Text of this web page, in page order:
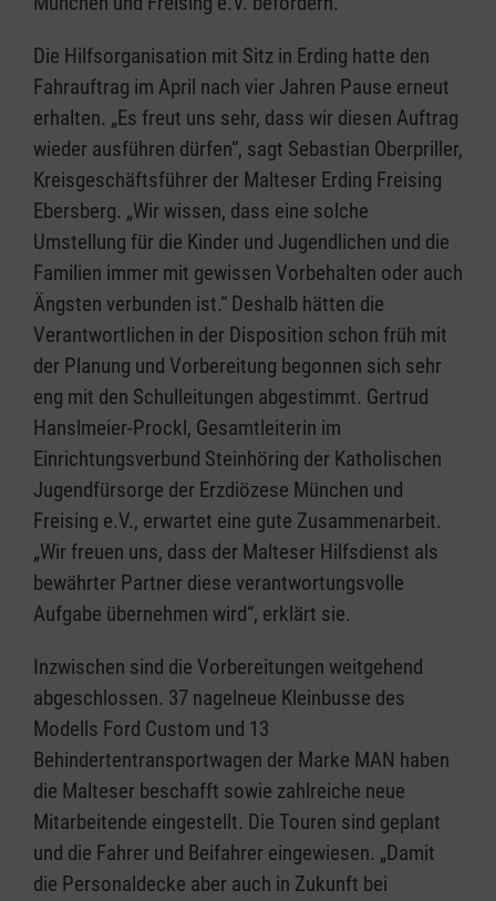
Die Hilfsorganisation mit Sitz in Erding hatte den
Fahrauftrag im April nach vier Jahren Pause erneut
erhalten. „Es freut uns sehr, dass wir diesen Auftrag
wieder ausführen dürfen“, sagt Sebastian Oberpriller,
Kreisgeschäftsführer der Malteser Erding Freising
Ebersberg. „Wir wissen, dass eine solche
Umstellung für die Kinder und Jugendlichen und die
Familien immer mit gewissen Vorbehalten oder auch
Ängsten verbunden ist.“ Deshalb hätten die
Verantwortlichen in der Disposition schon früh mit
der Planung und Vorbereitung begonnen sich sehr
eng mit den Schulleitungen abgestimmt. Gertrud
Hanslmeier-Prockl, Gesamtleiterin im
Einrichtungsverbund Steinhöring der Katholischen
Jugendfürsorge der Erzdiözese München und
Freising e.V., erwartet eine gute Zusammenarbeit.
„Wir freuen uns, dass der Malteser Hilfsdienst als
bewährter Partner diese verantwortungsvolle
Aufgabe übernehmen wird“, erklärt sie.
Inzwischen sind die Vorbereitungen weitgehend
abgeschlossen. 37 nagelneue Kleinbusse des
Modells Ford Custom und 13
Behindertentransportwagen der Marke MAN haben
die Malteser beschafft sowie zahlreiche neue
Mitarbeitende eingestellt. Die Touren sind geplant
und die Fahrer und Beifahrer eingewiesen. „Damit
die Personaldecke aber auch in Zukunft bei